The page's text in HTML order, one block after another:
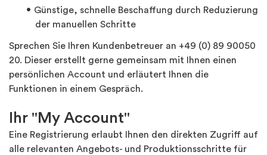
Günstige, schnelle Beschaffung durch Reduzierung
der manuellen Schritte
Sprechen Sie Ihren Kundenbetreuer an +49 (0) 89 90050
20. Dieser erstellt gerne gemeinsam mit Ihnen einen
persönlichen Account und erläutert Ihnen die
Funktionen in einem Gespräch.
Ihr "My Account"
Eine Registrierung erlaubt Ihnen den direkten Zugriff auf
alle relevanten Angebots- und Produktionsschritte für